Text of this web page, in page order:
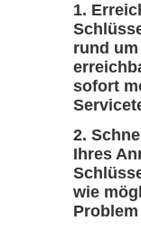
rund
sofort
Ihres
wie